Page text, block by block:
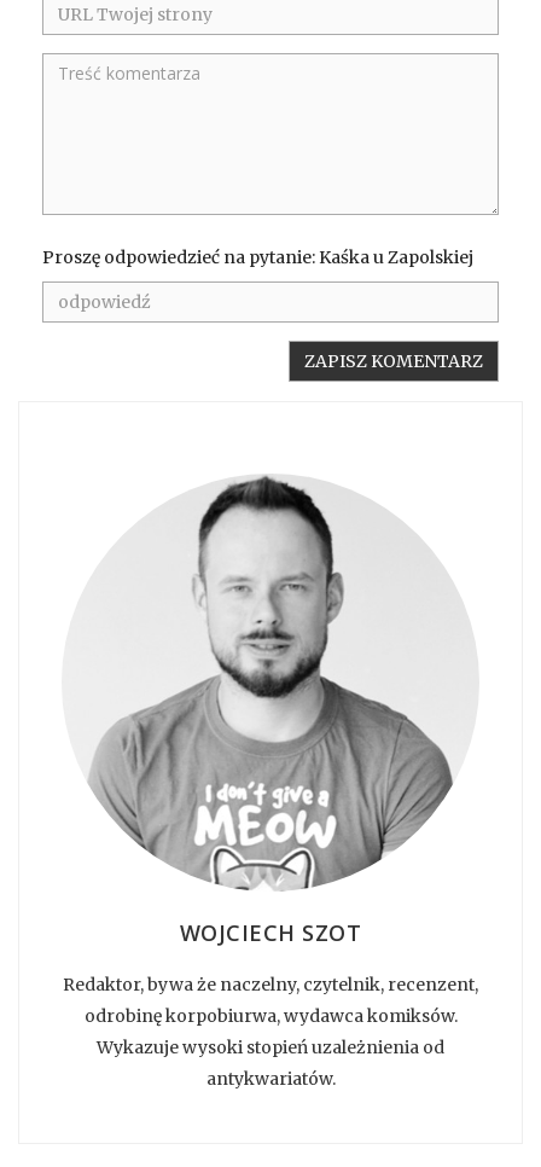
Proszę odpowiedzieć na pytanie: Kaśka u Zapolskiej
WOJCIECH SZOT
Redaktor, bywa że naczelny, czytelnik, recenzent,
odrobinę korpobiurwa, wydawca komiksów.
Wykazuje wysoki stopień uzależnienia od
antykwariatów.